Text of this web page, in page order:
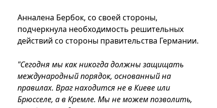
Анналена Бербок, со своей стороны,
подчеркнула необходимость решительных
действий со стороны правительства Германии.
"Сегодня мы как никогда должны защищать
международный порядок, основанный на
правилах. Враг находится не в Киеве или
Брюсселе, а в Кремле. Мы не можем позволить,